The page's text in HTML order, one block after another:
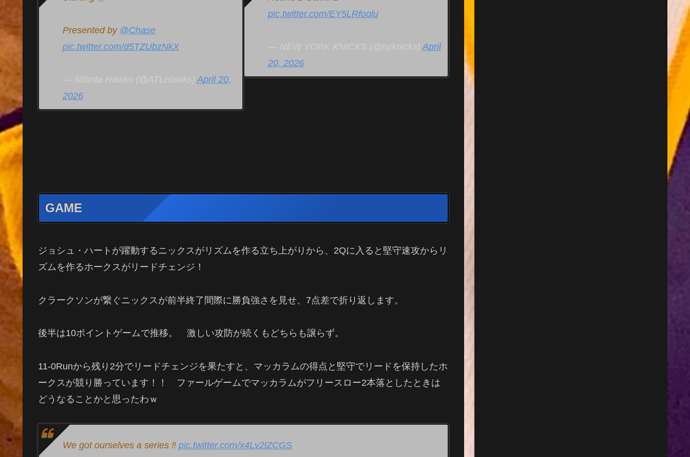
Presented by @Chase
pic.twitter.com/d5TZUbzNkX
— Atlanta Hawks (@ATLHawks) April 20,
2026
pic.twitter.com/EY5LRfoqlu
— NEW YORK KNICKS (@nyknicks) April
20, 2026
GAME
ジョシュ・ハートが躍動するニックスがリズムを作る立ち上がりから、2Qに入ると堅守速攻からリ
ズムを作るホークスがリードチェンジ！
クラークソンが繋ぐニックスが前半終了間際に勝負強さを見せ、7点差で折り返します。
後半は10ポイントゲームで推移。 激しい攻防が続くもどちらも譲らず。
11-0Runから残り2分でリードチェンジを果たすと、マッカラムの得点と堅守でリードを保持したホ
ークスが競り勝っています！！ ファールゲームでマッカラムがフリースロー2本落としたときは
どうなることかと思ったわｗ
We got ourselves a series ‼️ pic.twitter.com/x4Lv2lZCGS